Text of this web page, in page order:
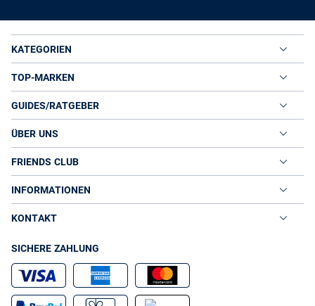
KATEGORIEN
TOP-MARKEN
GUIDES/RATGEBER
ÜBER UNS
FRIENDS CLUB
INFORMATIONEN
KONTAKT
SICHERE ZAHLUNG